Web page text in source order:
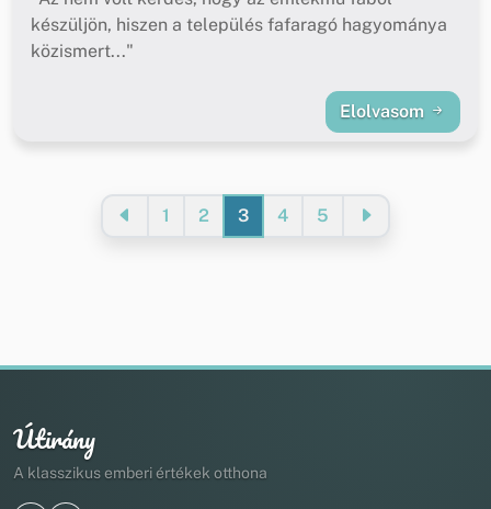
készüljön, hiszen a település fafaragó hagyománya
közismert..."
Elolvasom
1 2 3 4 5
Útirány
A klasszikus emberi értékek otthona